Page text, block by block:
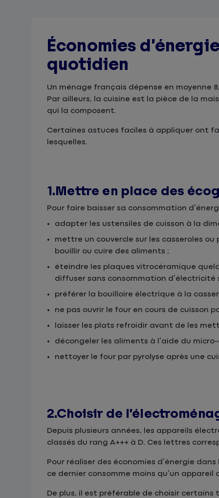
Économies
quotidien
Un ménage français dépense en moyenne
Par ailleurs, la cuisine est la pièce de la
qui la composent.
Certaines astuces faciles à appliquer ont
lesquelles.
1.Mettre en place des
Pour faire baisser sa consommation
adapter les ustensiles de cuisson à la
mettre un couvercle sur les casseroles
bouillir ou cuire des aliments ;
éteindre les plaques vitrocéramique
diffuser sans consommation d’électricité
préférer la bouilloire électrique à la
ne pas ouvrir le four en cours de cuisson
laisser les plats refroidir avant de les
décongeler les aliments à l’aide du
nettoyer le four par pyrolyse après une
2.Choisir de
Depuis plusieurs années, les appareils
classés du rang A+++ à D. Ces lettres
Pour réaliser des économies d’énergie
ce dernier consomme moins qu’un appareil
De plus, il est préférable de choisir certains